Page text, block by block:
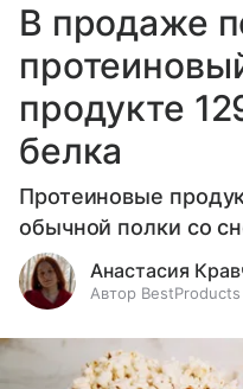
В продаже
продукте
белка
Протеиновые
обычной полки со
Анастасия
Автор BestProducts